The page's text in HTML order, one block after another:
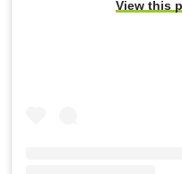
View this